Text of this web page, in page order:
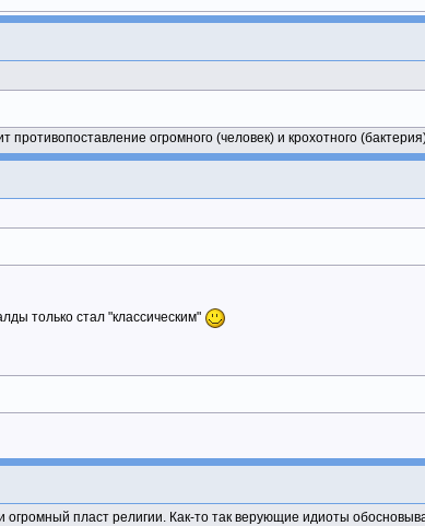
противопоставление огромного (человек) и крохотного
только стал "классическим"
огромный пласт религии. Как-то так верующие идиоты